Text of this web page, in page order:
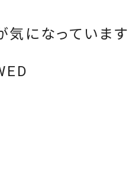
になっています